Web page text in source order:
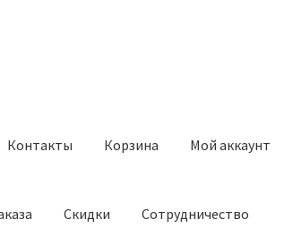
Контакты Корзина Мой аккаунт
Скидки Сотрудничество